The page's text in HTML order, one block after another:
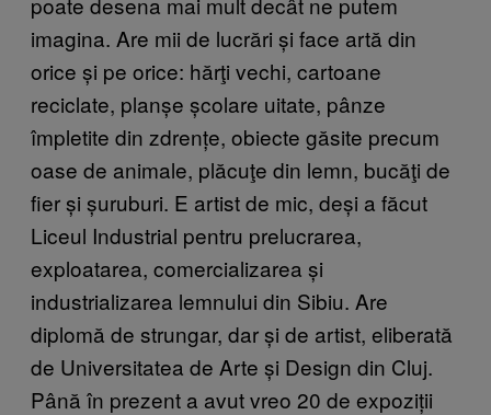
imagina. Are mii de lucrări și face artă din
orice și pe orice: hărţi vechi, cartoane
reciclate, planșe școlare uitate, pânze
împletite din zdrențe, obiecte găsite precum
oase de animale, plăcuţe din lemn, bucăţi de
fier și șuruburi. E artist de mic, deși a făcut
Liceul Industrial pentru prelucrarea,
exploatarea, comercializarea și
industrializarea lemnului din Sibiu. Are
diplomă de strungar, dar și de artist, eliberată
de Universitatea de Arte și Design din Cluj.
Până în prezent a avut vreo 20 de expoziții